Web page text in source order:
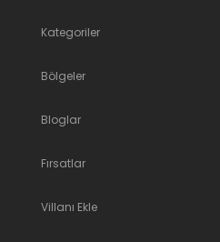
Kategoriler
Bölgeler
Bloglar
Fırsatlar
Villanı Ekle